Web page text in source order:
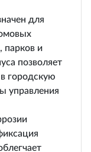
для
парков и
позволяет
городскую
управления